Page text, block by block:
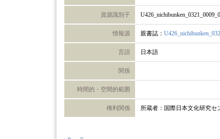
資源識別子
情報源 親書誌：
言語 日本語
関係
時間的・空間的範囲
権利関係 所蔵者：国際日本文化研究セ